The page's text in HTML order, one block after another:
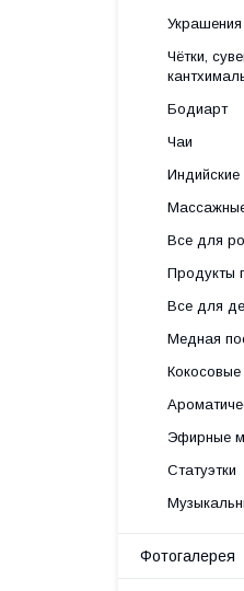
Чётки,
Бодиарт
Чаи
Индийские
Все для
Продукты
Все для
Медная
Эфирные
Статуэтки
Фотогалерея